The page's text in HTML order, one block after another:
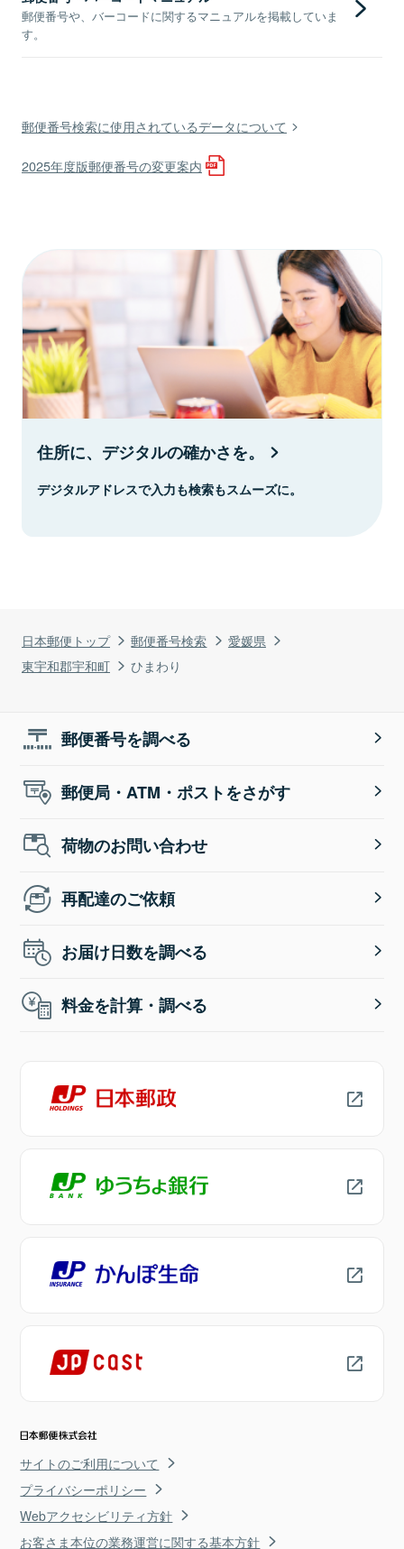
日本郵便トップ 郵便番号検索
愛媛県
東宇和郡宇和町
ひまわり
郵便番号や、バーコードに関するマニュアルを掲載していま
す。
郵便番号検索に使用されているデータについて
2025年度版郵便番号の変更案内
住所に、デジタルの確かさを。
デジタルアドレスで入力も検索もスムーズに。
郵便番号を調べる
郵便局・ATM・ポストをさがす
荷物のお問い合わせ
再配達のご依頼
お届け日数を調べる
料金を計算・調べる
サイトのご利用について
プライバシーポリシー
Webアクセシビリティ方針
お客さま本位の業務運営に関する基本方針